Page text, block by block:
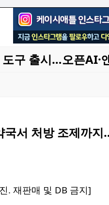
구 출시…오픈AI·
국서 처방 조제까